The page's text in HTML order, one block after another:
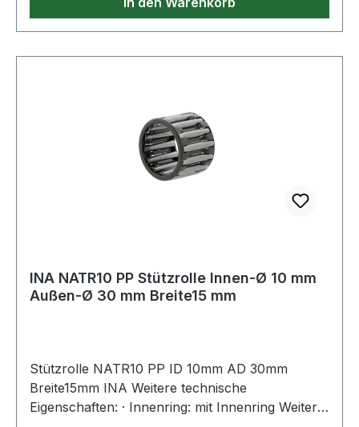
INA NATR10 PP Stützrolle Innen-Ø 10 mm
Außen-Ø 30 mm Breite15 mm
Stützrolle NATR10 PP ID 10mm AD 30mm
Breite15mm INA Weitere technische
Eigenschaften: · Innenring: mit Innenring Weitere